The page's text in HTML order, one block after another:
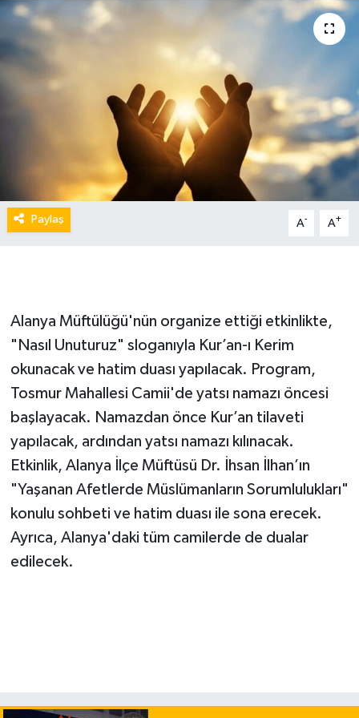
Paylaş A- A+
Alanya Müftülüğü'nün organize ettiği etkinlikte,
"Nasıl Unuturuz" sloganıyla Kur’an-ı Kerim
okunacak ve hatim duası yapılacak. Program,
Tosmur Mahallesi Camii'de yatsı namazı öncesi
başlayacak. Namazdan önce Kur’an tilaveti
yapılacak, ardından yatsı namazı kılınacak.
Etkinlik, Alanya İlçe Müftüsü Dr. İhsan İlhan’ın
"Yaşanan Afetlerde Müslümanların Sorumlulukları"
konulu sohbeti ve hatim duası ile sona erecek.
Ayrıca, Alanya'daki tüm camilerde de dualar
edilecek.